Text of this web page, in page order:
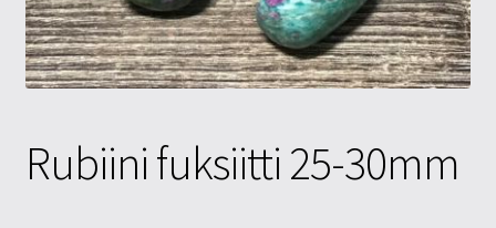
Tietosuojaseloste
Tuotteet
Rubiini fuksiitti 25-30mm